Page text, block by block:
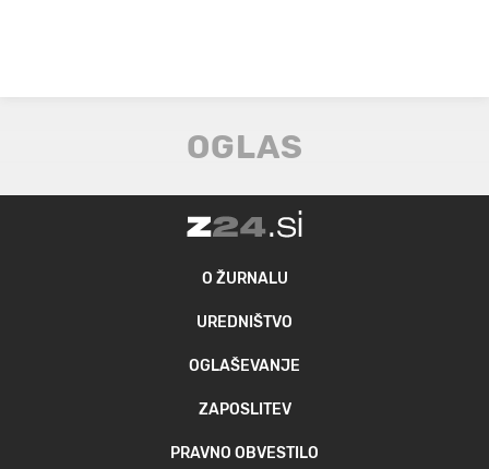
O ŽURNALU
UREDNIŠTVO
OGLAŠEVANJE
ZAPOSLITEV
PRAVNO OBVESTILO